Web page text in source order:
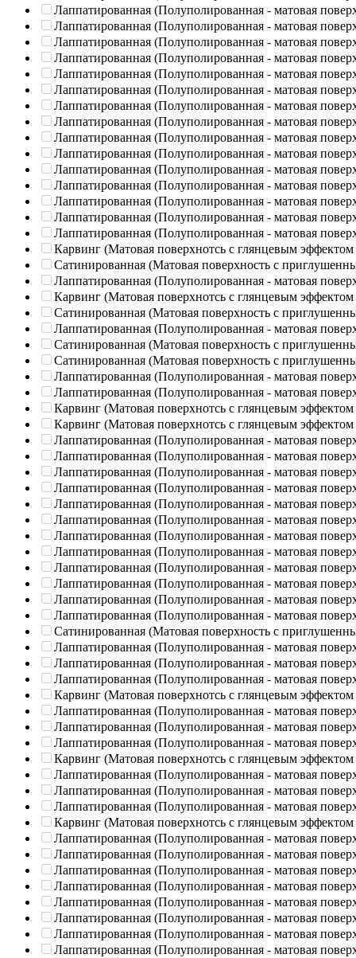
Лаппатированная (Полуполированная - матовая
Лаппатированная (Полуполированная - матовая
Лаппатированная (Полуполированная - матовая
Лаппатированная (Полуполированная - матовая
Лаппатированная (Полуполированная - матовая
Лаппатированная (Полуполированная - матовая
Лаппатированная (Полуполированная - матовая
Лаппатированная (Полуполированная - матовая
Лаппатированная (Полуполированная - матовая
Лаппатированная (Полуполированная - матовая
Лаппатированная (Полуполированная - матовая
Лаппатированная (Полуполированная - матовая
Лаппатированная (Полуполированная - матовая
Лаппатированная (Полуполированная - матовая
Лаппатированная (Полуполированная - матовая
Карвинг (Матовая поверхнотсь с глянцевым эффектом
Сатинированная (Матовая поверхность с
Лаппатированная (Полуполированная - матовая
Карвинг (Матовая поверхнотсь с глянцевым эффектом
Сатинированная (Матовая поверхность с
Лаппатированная (Полуполированная - матовая
Сатинированная (Матовая поверхность с
Сатинированная (Матовая поверхность с
Лаппатированная (Полуполированная - матовая
Лаппатированная (Полуполированная - матовая
Карвинг (Матовая поверхнотсь с глянцевым эффектом
Карвинг (Матовая поверхнотсь с глянцевым эффектом
Лаппатированная (Полуполированная - матовая
Лаппатированная (Полуполированная - матовая
Лаппатированная (Полуполированная - матовая
Лаппатированная (Полуполированная - матовая
Лаппатированная (Полуполированная - матовая
Лаппатированная (Полуполированная - матовая
Лаппатированная (Полуполированная - матовая
Лаппатированная (Полуполированная - матовая
Лаппатированная (Полуполированная - матовая
Лаппатированная (Полуполированная - матовая
Лаппатированная (Полуполированная - матовая
Лаппатированная (Полуполированная - матовая
Сатинированная (Матовая поверхность с
Лаппатированная (Полуполированная - матовая
Лаппатированная (Полуполированная - матовая
Лаппатированная (Полуполированная - матовая
Карвинг (Матовая поверхнотсь с глянцевым эффектом
Лаппатированная (Полуполированная - матовая
Лаппатированная (Полуполированная - матовая
Лаппатированная (Полуполированная - матовая
Карвинг (Матовая поверхнотсь с глянцевым эффектом
Лаппатированная (Полуполированная - матовая
Лаппатированная (Полуполированная - матовая
Лаппатированная (Полуполированная - матовая
Карвинг (Матовая поверхнотсь с глянцевым эффектом
Лаппатированная (Полуполированная - матовая
Лаппатированная (Полуполированная - матовая
Лаппатированная (Полуполированная - матовая
Лаппатированная (Полуполированная - матовая
Лаппатированная (Полуполированная - матовая
Лаппатированная (Полуполированная - матовая
Лаппатированная (Полуполированная - матовая
Лаппатированная (Полуполированная - матовая